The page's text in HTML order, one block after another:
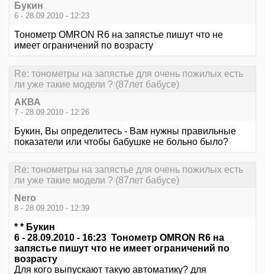
Букин
6 - 28.09.2010 - 12:23
Тонометр OMRON R6 на запястье пишут что не
имеет ограничений по возрасту
Re: тонометры на запястье для очень пожилых есть
ли уже такие модели ? (87лет бабусе)
АКВА
7 - 28.09.2010 - 12:26
Букин, Вы определитесь - Вам нужны правильные
показатели или чтобы бабушке не больно было?
Re: тонометры на запястье для очень пожилых есть
ли уже такие модели ? (87лет бабусе)
Nero
8 - 28.09.2010 - 12:39
* * Букин
6 - 28.09.2010 - 16:23 Тонометр OMRON R6 на
запястье пишут что не имеет ограничений по
возрасту
Для кого выпускают такую автоматику? для